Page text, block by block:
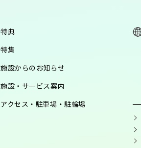
特典
特集
施設からのお知らせ
施設・サービス案内
アクセス・駐車場・駐輪場